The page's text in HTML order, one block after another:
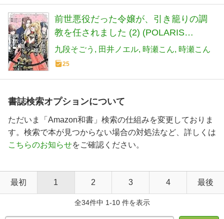
前世悪役だった令嬢が、引き籠りの調
教を任されました (2) (POLARIS
COMICS)
九段そごう 田井ノエル 時瀬こん 時瀬こん
25
書誌検索オプションについて
ただいま「Amazon和書」検索の仕組みを変更しておりま
す。検索で本が見つからない場合の対処法など、詳しくは
こちらのお知らせをご確認ください。
最初 1 2 3 4 最後
全34件中 1-10 件を表示